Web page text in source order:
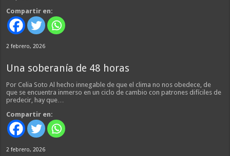
Compartir en:
2 febrero, 2026
Una soberanía de 48 horas
Por Celia Soto Al hecho innegable de que el clima no nos obedece, de
que se encuentra inmerso en un ciclo de cambio con patrones difíciles de
predecir, hay que…
Compartir en:
2 febrero, 2026